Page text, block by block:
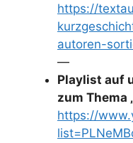
https://
autoren-
—
Playlist auf
zum Thema
https://